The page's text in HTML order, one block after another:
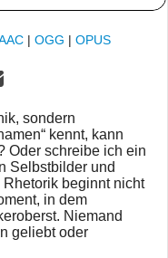
| OGG | OPUS
sondern
kennt, kann
Oder schreibe ich ein
Selbstbilder und
beginnt nicht
in dem
Niemand
geliebt oder